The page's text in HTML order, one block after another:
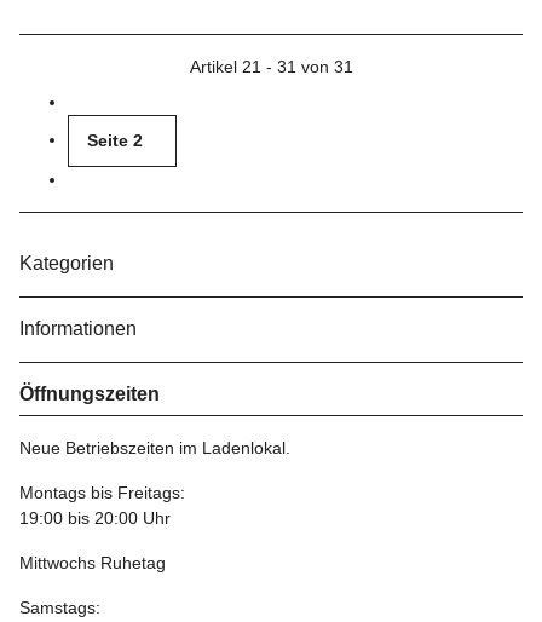
Artikel 21 - 31 von 31
Seite 2
Kategorien
Informationen
Öffnungszeiten
Neue Betriebszeiten im Ladenlokal.
Montags bis Freitags:
19:00 bis 20:00 Uhr
Mittwochs Ruhetag
Samstags: